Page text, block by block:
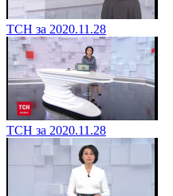
ТСН за 2020.11.28
ТСН за 2020.11.28